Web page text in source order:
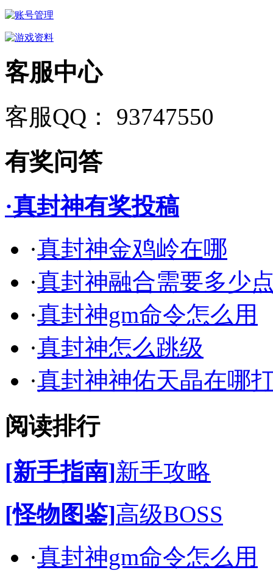
客服中心
客服QQ： 93747550
有奖问答
·真封神有奖投稿
·真封神金鸡岭在哪
·真封神融合需要多少
·真封神gm命令怎么用
·真封神怎么跳级
·真封神神佑天晶在哪
阅读排行
[新手指南]新手攻略
[怪物图鉴]高级BOSS
·真封神gm命令怎么用